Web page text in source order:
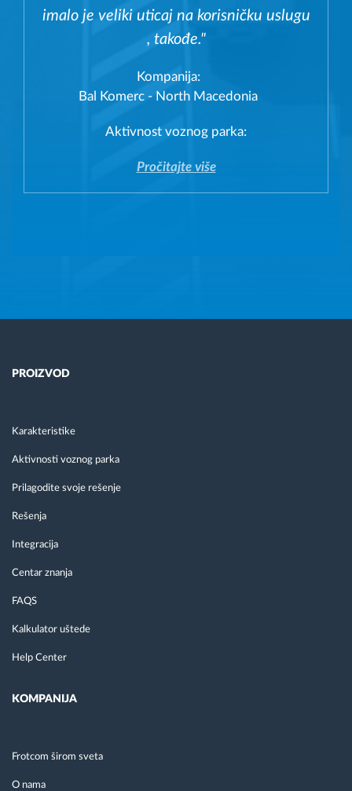
imalo je veliki uticaj na korisničku uslugu
, takođe."
Kompanija:
Bal Komerc - North Macedonia
Aktivnost voznog parka:
Pročitajte više
PROIZVOD
Karakteristike
Aktivnosti voznog parka
Prilagodite svoje rešenje
Rešenja
Integracija
Centar znanja
FAQS
Kalkulator uštede
Help Center
KOMPANIJA
Frotcom širom sveta
O nama